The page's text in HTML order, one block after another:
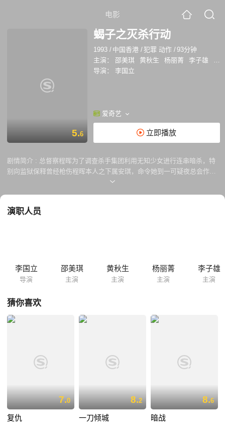
电影
5.6
蝎子之灭杀行动
1993 / 中国香港 /犯罪 动作 /93分钟
主演：
邵美琪 黄秋生 杨丽菁 李子雄
夏
导演：
李国立
爱奇艺
立即播放
剧情简介 : 总督察程晖为了调查杀手集团利用无知少女进行连串暗杀，特
别向监狱保释曾经枪伤程晖本人之下属安琪，命令她到一可疑夜总会作卧
底，事成之后，琪便可恢复警员身份，重获自由。其实这是晖设下的圈
加强女对她的信任，不惜和众姊妹一同吸毒。后来透过女，琪认识了小流
演职人员
李国立
导演
邵美琪
主演
黄秋生
主演
杨丽菁
主演
李子雄
主演
猜你喜欢
7.0
复仇
8.2
一刀倾城
8.6
暗战